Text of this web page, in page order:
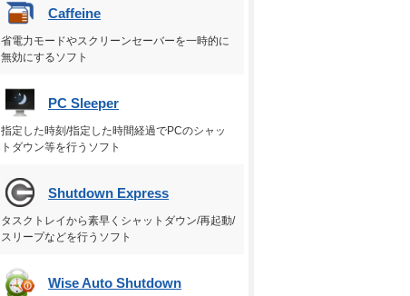
Caffeine
省電力モードやスクリーンセーバーを一時的に
無効にするソフト
PC Sleeper
指定した時刻/指定した時間経過でPCのシャッ
トダウン等を行うソフト
Shutdown Express
タスクトレイから素早くシャットダウン/再起動/
スリープなどを行うソフト
Wise Auto Shutdown